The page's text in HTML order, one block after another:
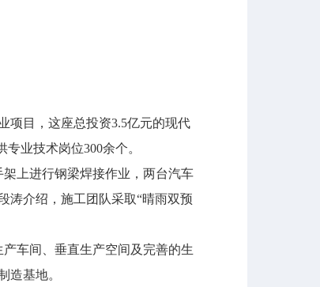
目，这座总投资3.5亿元的现代
业技术岗位300余个。
上进行钢梁焊接作业，两台汽车
涛介绍，施工团队采取“晴雨双预
车间、垂直生产空间及完善的生
造基地。